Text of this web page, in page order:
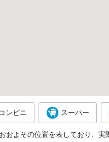
コンビニ スーパー
およその位置を表しており、